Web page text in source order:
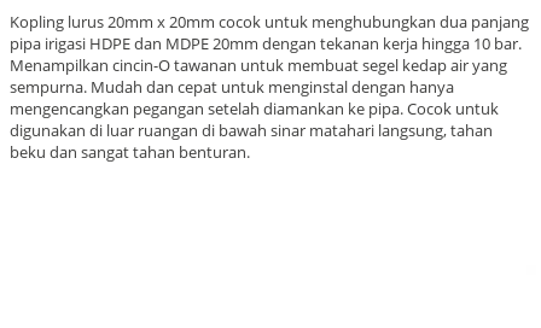
Kopling lurus 20mm x 20mm cocok untuk menghubungkan dua panjang
pipa irigasi HDPE dan MDPE 20mm dengan tekanan kerja hingga 10 bar.
Menampilkan cincin-O tawanan untuk membuat segel kedap air yang
sempurna. Mudah dan cepat untuk menginstal dengan hanya
mengencangkan pegangan setelah diamankan ke pipa.Cocok untuk
digunakan di luar ruangan di bawah sinar matahari langsung, tahan
beku dan sangat tahan benturan.